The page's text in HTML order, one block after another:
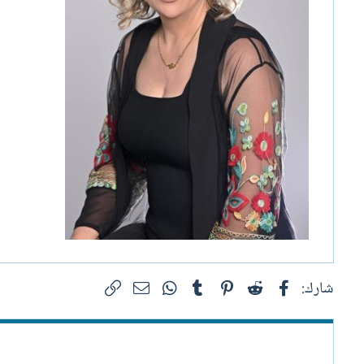
شارك: فيسبوكReddit
Pinterest
Tumblr
WhatsAppالبريد الإلكتروني